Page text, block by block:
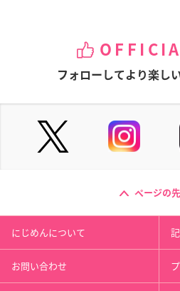
フォローしてより楽し
ページの
にじめんについて
お問い合わせ